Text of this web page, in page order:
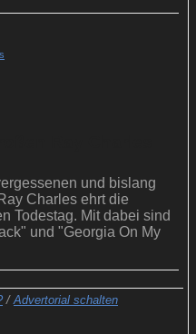
und bislang
Charles ehrt die
Todestag. Mit dabei sind
und "Georgia On My
/ Advertorial schalten